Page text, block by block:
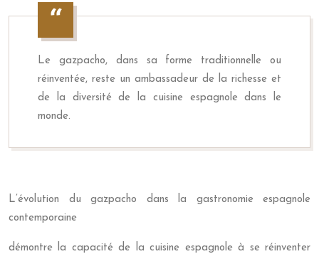
Le gazpacho, dans sa forme traditionnelle ou
réinventée, reste un ambassadeur de la richesse et
de la diversité de la cuisine espagnole dans le
monde.
L’évolution du gazpacho dans la gastronomie espagnole
contemporaine
démontre la capacité de la cuisine espagnole à se réinventer